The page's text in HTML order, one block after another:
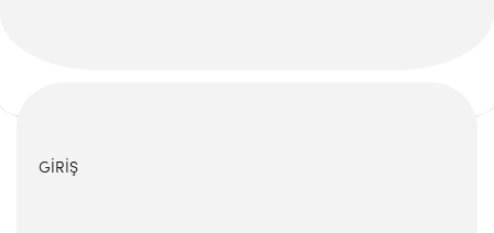
GİRİŞ